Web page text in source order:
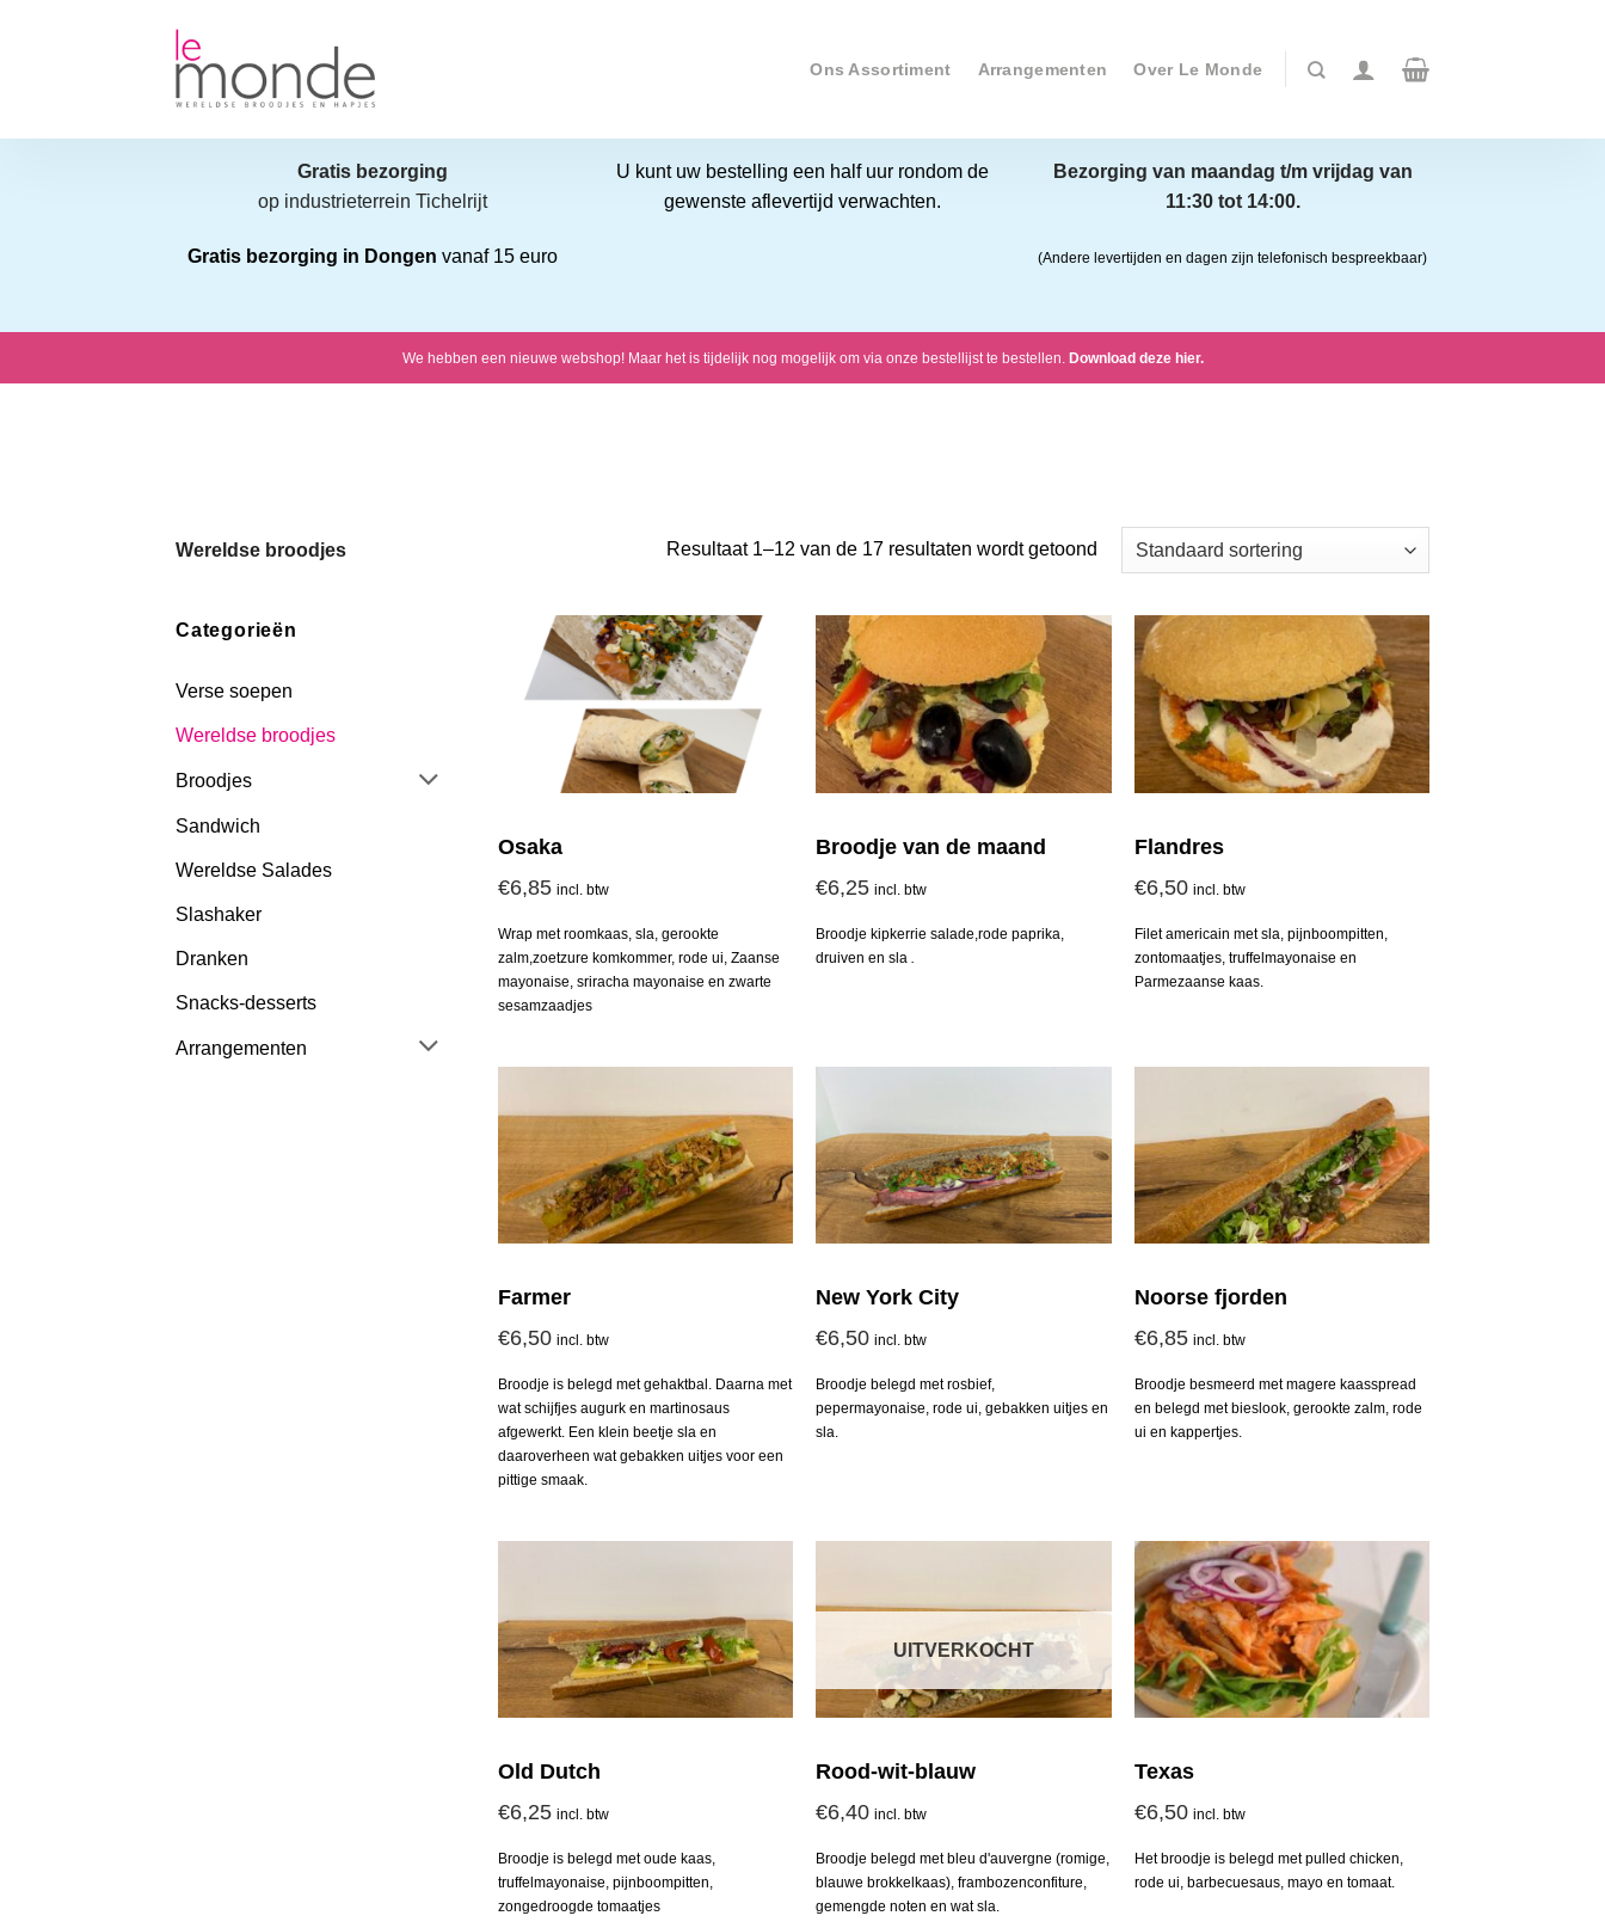
Ons Assortiment Arrangementen Over Le Monde
Gratis bezorging
op industrieterrein Tichelrijt
Gratis bezorging in Dongen vanaf 15 euro
U kunt uw bestelling een half uur rondom de
gewenste aflevertijd verwachten.
Bezorging van maandag t/m vrijdag van
11:30 tot 14:00.
(Andere levertijden en dagen zijn telefonisch bespreekbaar)
We hebben een nieuwe webshop! Maar het is tijdelijk nog mogelijk om via onze bestellijst te bestellen. Download deze hier.
Wereldse broodjes Resultaat 1–12 van de 17 resultaten wordt getoond
Categorieën
Verse soepen
Wereldse broodjes
Broodjes
Sandwich
Wereldse Salades
Slashaker
Dranken
Snacks-desserts
Arrangementen
Osaka
€6,85 incl. btw
Wrap met roomkaas, sla, gerookte
zalm,zoetzure komkommer, rode ui, Zaanse
mayonaise, sriracha mayonaise en zwarte
sesamzaadjes
Broodje van de maand
€6,25 incl. btw
Broodje kipkerrie salade,rode paprika,
druiven en sla
Flandres
€6,50 incl. btw
Filet americain met sla, pijnboompitten,
zontomaatjes, truffelmayonaise en
Parmezaanse kaas.
Farmer
€6,50 incl. btw
Broodje is belegd met gehaktbal. Daarna met
wat schijfjes augurk en martinosaus
afgewerkt. Een klein beetje sla en
daaroverheen wat gebakken uitjes voor een
pittige smaak.
New York City
€6,50 incl. btw
Broodje belegd met rosbief,
pepermayonaise, rode ui, gebakken uitjes en
sla.
Noorse fjorden
€6,85 incl. btw
Broodje besmeerd met magere kaasspread
en belegd met bieslook, gerookte zalm, rode
ui en kappertjes.
Old Dutch
€6,25 incl. btw
Broodje is belegd met oude kaas,
truffelmayonaise, pijnboompitten,
zongedroogde tomaatjes
UITVERKOCHT
Rood-wit-blauw
€6,40 incl. btw
Broodje belegd met bleu d'auvergne (romige,
blauwe brokkelkaas), frambozenconfiture,
gemengde noten en wat sla.
Texas
€6,50 incl. btw
Het broodje is belegd met pulled chicken,
rode ui, barbecuesaus, mayo en tomaat.